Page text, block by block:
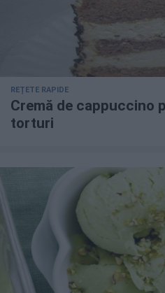
REȚETE RAPIDE
Cremă de cappuccino
torturi